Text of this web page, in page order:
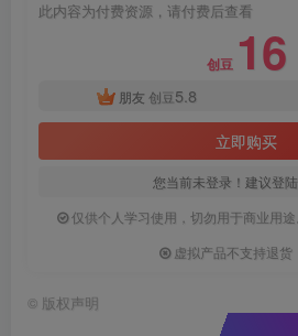
此内容为付费资源，请付费后查看
创豆 16
朋友 创豆 5.8
立即购买
您当前未登录！建议登
仅供个人学习使用，切勿用于商业用
虚拟产品不支持退货
© 版权声明